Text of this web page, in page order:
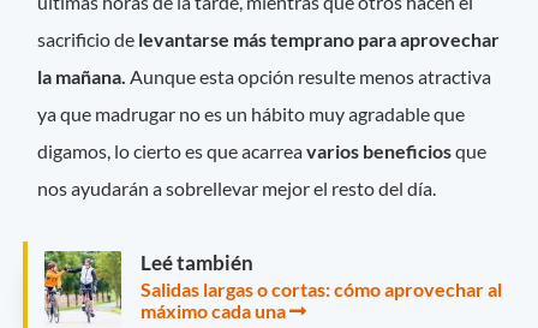
sacrificio de levantarse más temprano para aprovechar
la mañana. Aunque esta opción resulte menos atractiva
ya que madrugar no es un hábito muy agradable que
digamos, lo cierto es que acarreavarios beneficiosque
nos ayudarán a sobrellevar mejor el resto del día.
Leé también
Salidas largas o cortas: cómo aprovechar al
máximo cada una